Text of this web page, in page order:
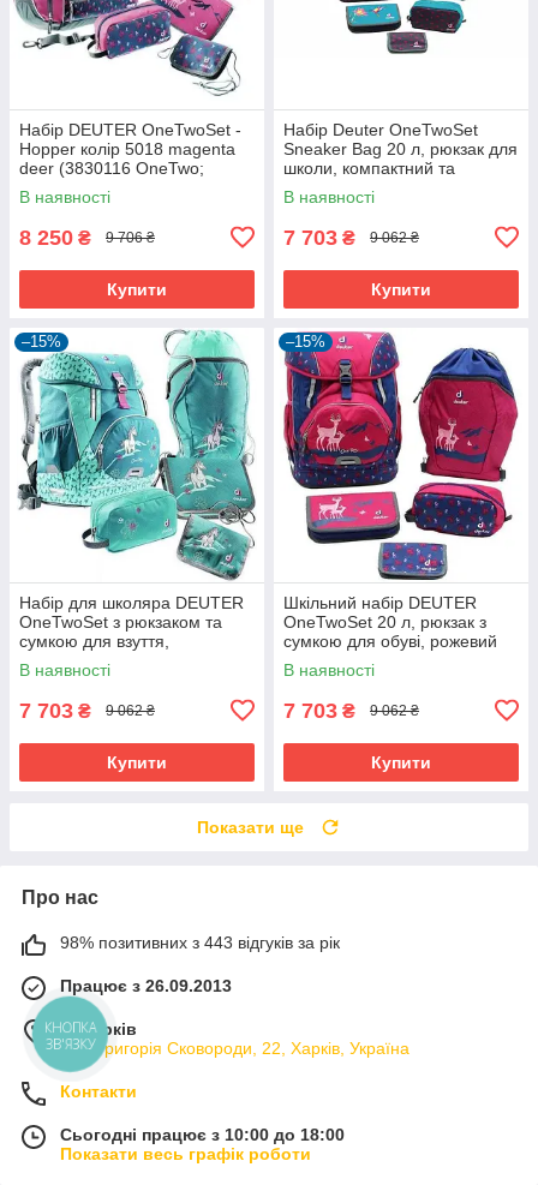
Набір DEUTER OneTwoSet -
Hopper колір 5018 magenta
deer (3830116 OneTwo;
80261 Hopper; 3890215 Chest
Wallet;
В наявності
8 250 ₴ 9 706 ₴
Купити
Набір Deuter OneTwoSet
Sneaker Bag 20 л, рюкзак для
школи, компактний та
зручний
В наявності
7 703 ₴ 9 062 ₴
Купити
–15%
Набір для школяра DEUTER
OneTwoSet з рюкзаком та
сумкою для взуття,
бірюзовий, 20 л
В наявності
7 703 ₴ 9 062 ₴
Купити
–15%
Шкільний набір DEUTER
OneTwoSet 20 л, рюкзак з
сумкою для обуві, рожевий
В наявності
7 703 ₴ 9 062 ₴
Купити
Показати ще
Про нас
98% позитивних з 443 відгуків за рік
Працює з 26.09.2013
м. Харків
вул. Григорія Сковороди, 22, Харків, Україна
Контакти
Сьогодні працює з 10:00 до 18:00
Показати весь графік роботи
КНОПКА
ЗВ'ЯЗКУ